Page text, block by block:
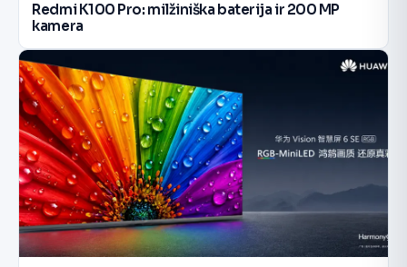
Redmi K100 Pro: milžiniška baterija ir 200 MP
kamera